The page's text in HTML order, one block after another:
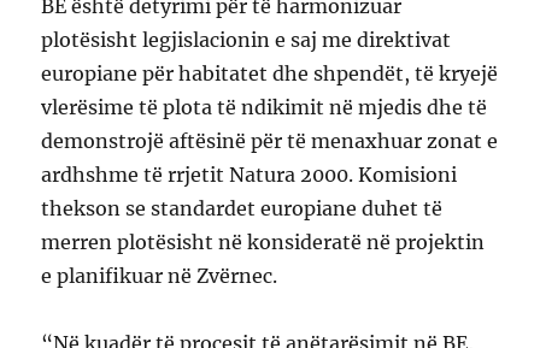
BE është detyrimi për të harmonizuar
plotësisht legjislacionin e saj me direktivat
europiane për habitatet dhe shpendët, të kryejë
vlerësime të plota të ndikimit në mjedis dhe të
demonstrojë aftësinë për të menaxhuar zonat e
ardhshme të rrjetit Natura 2000. Komisioni
thekson se standardet europiane duhet të
merren plotësisht në konsideratë në projektin
e planifikuar në Zvërnec.